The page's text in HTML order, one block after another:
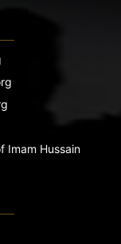
Imam Hussain